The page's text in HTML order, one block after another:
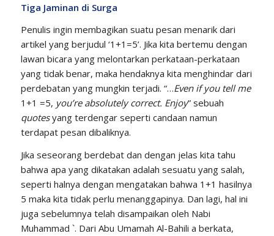
Tiga Jaminan di Surga
Penulis ingin membagikan suatu pesan menarik dari
artikel yang berjudul ‘1+1=5’. Jika kita bertemu dengan
lawan bicara yang melontarkan perkataan-perkataan
yang tidak benar, maka hendaknya kita menghindar dari
perdebatan yang mungkin terjadi. “…Even if you tell me
1+1 =5, you’re absolutely correct. Enjoy” sebuah
quotesyang terdengar seperti candaan namun
terdapat pesan dibaliknya.
Jika seseorang berdebat dan dengan jelas kita tahu
bahwa apa yang dikatakan adalah sesuatu yang salah,
seperti halnya dengan mengatakan bahwa 1+1 hasilnya
5 maka kita tidak perlu menanggapinya. Dan lagi, hal ini
juga sebelumnya telah disampaikan oleh Nabi
Muhammad `. Dari Abu Umamah Al-Bahili a berkata,